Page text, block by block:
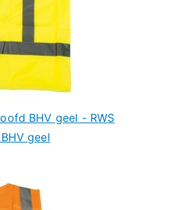
BHV geel - RWS
geel